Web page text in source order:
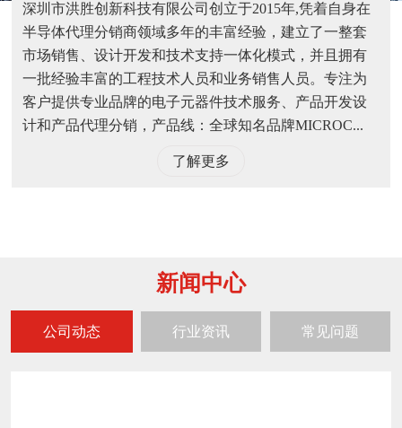
深圳市洪胜创新科技有限公司创立于2015年,凭着自身在
半导体代理分销商领域多年的丰富经验，建立了一整套
市场销售、设计开发和技术支持一体化模式，并且拥有
一批经验丰富的工程技术人员和业务销售人员。专注为
客户提供专业品牌的电子元器件技术服务、产品开发设
计和产品代理分销，产品线：全球知名品牌MICROC...
了解更多
新闻中心
公司动态 行业资讯 常见问题